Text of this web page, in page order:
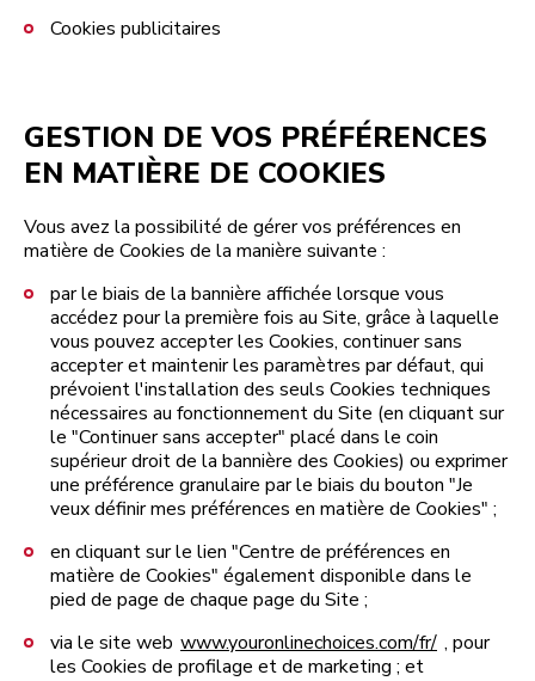
Cookies publicitaires
GESTION DE VOS PRÉFÉRENCES
EN MATIÈRE DE COOKIES
Vous avez la possibilité de gérer vos préférences en
matière de Cookies de la manière suivante :
par le biais de la bannière affichée lorsque vous
accédez pour la première fois au Site, grâce à laquelle
vous pouvez accepter les Cookies, continuer sans
accepter et maintenir les paramètres par défaut, qui
prévoient l'installation des seuls Cookies techniques
nécessaires au fonctionnement du Site (en cliquant sur
le "Continuer sans accepter" placé dans le coin
supérieur droit de la bannière des Cookies) ou exprimer
une préférence granulaire par le biais du bouton "Je
veux définir mes préférences en matière de Cookies" ;
en cliquant sur le lien "Centre de préférences en
matière de Cookies" également disponible dans le
pied de page de chaque page du Site ;
via le site web www.youronlinechoices.com/fr/ , pour
les Cookies de profilage et de marketing ; et